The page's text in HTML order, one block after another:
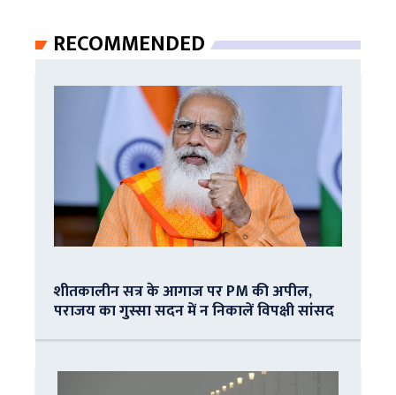
RECOMMENDED
शीतकालीन सत्र के आगाज पर PM की अपील,
पराजय का गुस्सा सदन में न निकालें विपक्षी सांसद